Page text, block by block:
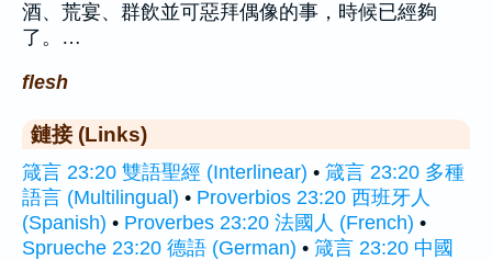
酒、荒宴、群飲並可惡拜偶像的事，時候已經夠
了。…
flesh
鏈接 (Links)
箴言 23:20 雙語聖經 (Interlinear) • 箴言 23:20 多種
語言 (Multilingual) • Proverbios 23:20 西班牙人
(Spanish) • Proverbes 23:20 法國人 (French) •
Sprueche 23:20 德語 (German) • 箴言 23:20 中國